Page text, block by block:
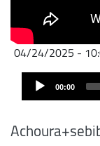
04/24/2025 -
Audio
Player 00:00